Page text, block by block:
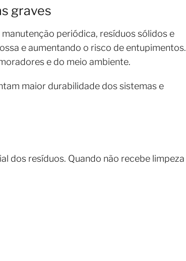
graves
periódica, resíduos sólidos e
e aumentando o risco de entupimentos.
e do meio ambiente.
maior durabilidade dos sistemas e
dos resíduos. Quando não recebe limpeza